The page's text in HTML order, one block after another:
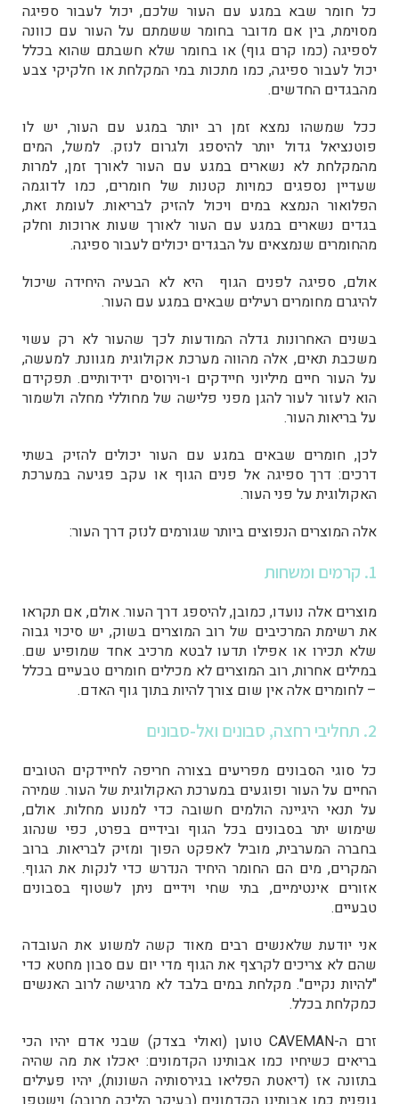
כל חומר שבא במגע עם העור שלכם, יכול לעבור ספיגה
מסוימת, בין אם מדובר בחומר ששמתם על העור עם כוונה
לספיגה (כמו קרם גוף) או בחומר שלא חשבתם שהוא בכלל
יכול לעבור ספיגה, כמו מתכות במי המקלחת או חלקיקי צבע
מהבגדים החדשים.
ככל שמשהו נמצא זמן רב יותר במגע עם העור, יש לו
פוטנציאל גדול יותר להיספג ולגרום לנזק. למשל, המים
מהמקלחת לא נשארים במגע עם העור לאורך זמן, למרות
שעדיין נספגים כמויות קטנות של חומרים, כמו לדוגמה
הפלואור הנמצא במים ויכול להזיק לבריאות. לעומת זאת,
בגדים נשארים במגע עם העור לאורך שעות ארוכות וחלק
מהחומרים שנמצאים על הבגדים יכולים לעבור ספיגה.
אולם, ספיגה לפנים הגוף היא לא הבעיה היחידה שיכול
להיגרם מחומרים רעילים שבאים במגע עם העור.
בשנים האחרונות גדלה המודעות לכך שהעור לא רק עשוי
משכבת תאים, אלה מהווה מערכת אקולוגית מגוונת. למעשה,
על העור חיים מיליוני חיידקים ו-וירוסים ידידותיים. תפקידם
הוא לעזור לעור להגן מפני פלישה של מחוללי מחלה ולשמור
על בריאות העור.
לכן, חומרים שבאים במגע עם העור יכולים להזיק בשתי
דרכים: דרך ספיגה אל פנים הגוף או עקב פגיעה במערכת
האקולוגית על פני העור.
אלה המוצרים הנפוצים ביותר שגורמים לנזק דרך העור:
1. קרמים ומשחות
מוצרים אלה נועדו, כמובן, להיספג דרך העור. אולם, אם תקראו
את רשימת המרכיבים של רוב המוצרים בשוק, יש סיכוי גבוה
שלא תכירו או אפילו תדעו לבטא מרכיב אחד שמופיע שם.
במילים אחרות, רוב המוצרים לא מכילים חומרים טבעיים בכלל
– לחומרים אלה אין שום צורך להיות בתוך גוף האדם.
2. תחליבי רחצה, סבונים ואל-סבונים
כל סוגי הסבונים מפריעים בצורה חריפה לחיידקים הטובים
החיים על העור ופוגעים במערכת האקולוגית של העור. שמירה
על תנאי היגיינה הולמים חשובה כדי למנוע מחלות. אולם,
שימוש יתר בסבונים בכל הגוף ובידיים בפרט, כפי שנהוג
בחברה המערבית, מוביל לאפקט הפוך ומזיק לבריאות. ברוב
המקרים, מים הם החומר היחיד הנדרש כדי לנקות את הגוף.
אזורים אינטימיים, בתי שחי וידיים ניתן לשטוף בסבונים
טבעיים.
אני יודעת שלאנשים רבים מאוד קשה למשוע את העובדה
שהם לא צריכים לקרצף את הגוף מדי יום עם סבון מחטא כדי
"להיות נקיים". מקלחת במים בלבד לא מרגישה לרוב האנשים
כמקלחת בכלל.
זרם ה-CAVEMAN טוען (ואולי בצדק) שבני אדם יהיו הכי
בריאים כשיחיו כמו אבותינו הקדמונים: יאכלו את מה שהיה
בתזונה אז (דיאטת הפליאו בגירסותיה השונות), יהיו פעילים